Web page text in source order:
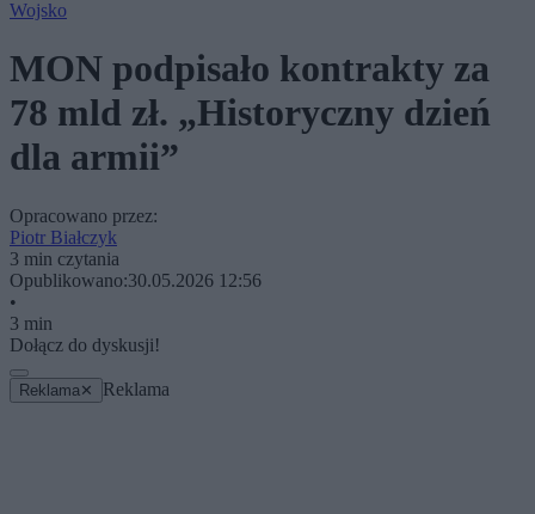
Wojsko
MON podpisało kontrakty za
78 mld zł. „Historyczny dzień
dla armii”
Opracowano przez:
Piotr Białczyk
3 min czytania
Opublikowano:30.05.2026 12:56
•
3 min
Dołącz do dyskusji!
Reklama ✕ Reklama